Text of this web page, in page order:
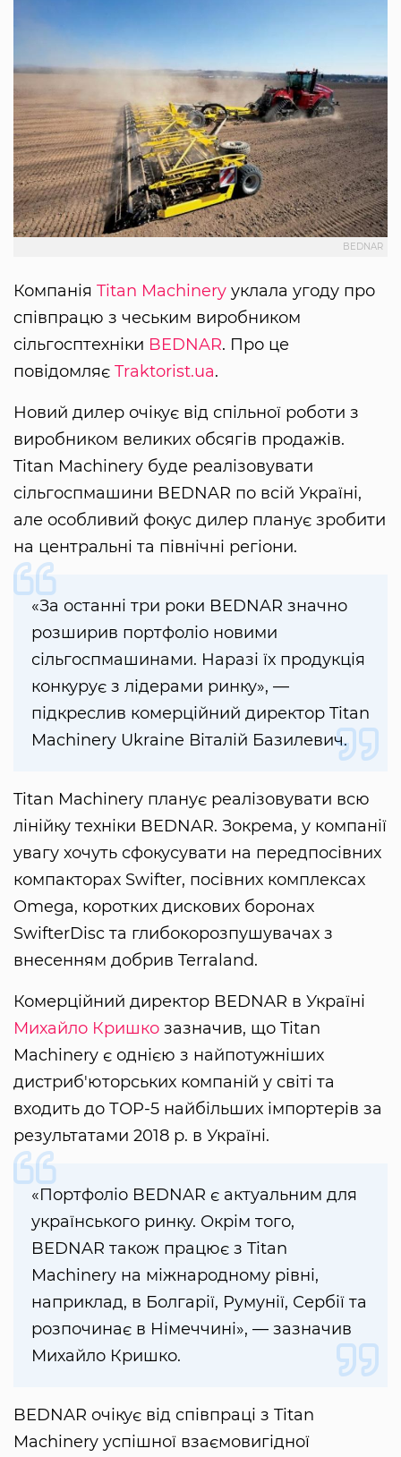
BEDNAR
Компанія Titan Machinery уклала угоду про
співпрацю з чеським виробником
сільгосптехніки BEDNAR. Про це
повідомляє Traktorist.ua.
Новий дилер очікує від спільної роботи з
виробником великих обсягів продажів.
Titan Machinery буде реалізовувати
сільгоспмашини BEDNAR по всій Україні,
але особливий фокус дилер планує зробити
на центральні та північні регіони.
«За останні три роки BEDNAR значно
розширив портфоліо новими
сільгоспмашинами. Наразі їх продукція
конкурує з лідерами ринку», —
підкреслив комерційний директор Titan
Machinery Ukraine Віталій Базилевич.
Titan Machinery планує реалізовувати всю
лінійку техніки BEDNAR. Зокрема, у компанії
увагу хочуть сфокусувати на передпосівних
компакторах Swifter, посівних комплексах
Omega, коротких дискових боронах
SwifterDisc та глибокорозпушувачах з
внесенням добрив Terraland.
Комерційний директор BEDNAR в Україні
Михайло Кришко зазначив, що Titan
Machinery є однією з найпотужніших
дистриб'юторських компаній у світі та
входить до ТОP-5 найбільших імпортерів за
результатами 2018 р. в Україні.
«Портфоліо BEDNAR є актуальним для
українського ринку. Окрім того,
BEDNAR також працює з Titan
Machinery на міжнародному рівні,
наприклад, в Болгарії, Румунії, Сербії та
розпочинає в Німеччині», — зазначив
Михайло Кришко.
BEDNAR очікує від співпраці з Titan
Machinery успішної взаємовигідної